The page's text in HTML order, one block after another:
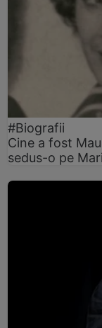
#Biografii
Cine a fost
sedus-o pe